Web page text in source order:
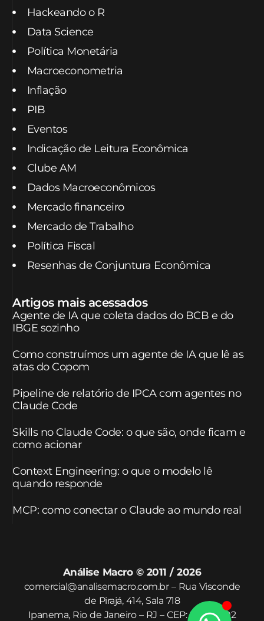
Hackeando o R
Data Science
Política Monetária
Macroeconometria
Inflação
PIB
Eventos
Indicação de Leitura Econômica
Clube AM
Dados Macroeconômicos
Mercado financeiro
Mercado de Trabalho
Política Fiscal
Resenhas de Conjuntura Econômica
Artigos mais acessados
Agente de IA que coleta dados do BCB e do
IBGE sozinho
Como construímos um agente de IA que lê as
atas do Copom
Pipeline de relatório de IPCA com agentes no
Claude Code
Skills no Claude Code: o que são, onde ficam e
como acionar
Context Engineering: o que o modelo lê
quando responde
MCP: como conectar o Claude ao mundo real
Análise Macro © 2011 / 2026
comercial@analisemacro.com.br – Rua Visconde
de Pirajá, 414, Sala 718
Ipanema, Rio de Janeiro – RJ – CEP: 22410-002